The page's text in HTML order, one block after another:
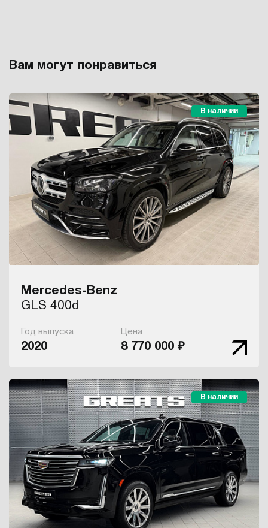
Вам могут понравиться
В наличии
Mercedes-Benz
GLS 400d
Год выпуска
2020
Цена
8 770 000 ₽
В наличии